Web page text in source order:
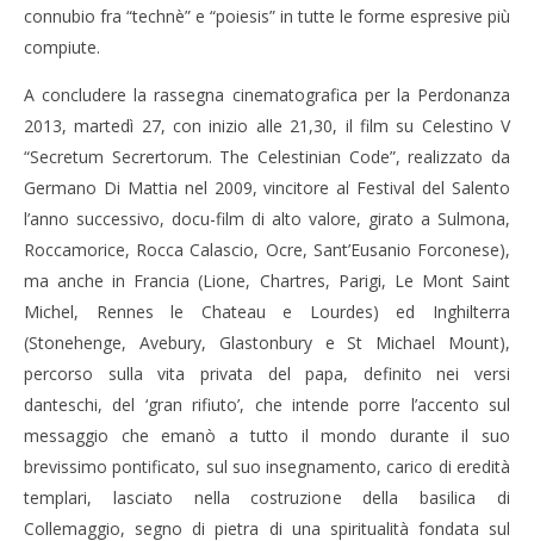
connubio fra “technè” e “poiesis” in tutte le forme espresive più
compiute.
A concludere la rassegna cinematografica per la Perdonanza
2013, martedì 27, con inizio alle 21,30, il film su Celestino V
“Secretum Secrertorum. The Celestinian Code”, realizzato da
Germano Di Mattia nel 2009, vincitore al Festival del Salento
l’anno successivo, docu-film di alto valore, girato a Sulmona,
Roccamorice, Rocca Calascio, Ocre, Sant’Eusanio Forconese),
ma anche in Francia (Lione, Chartres, Parigi, Le Mont Saint
Michel, Rennes le Chateau e Lourdes) ed Inghilterra
(Stonehenge, Avebury, Glastonbury e St Michael Mount),
percorso sulla vita privata del papa, definito nei versi
danteschi, del ‘gran rifiuto’, che intende porre l’accento sul
messaggio che emanò a tutto il mondo durante il suo
brevissimo pontificato, sul suo insegnamento, carico di eredità
templari, lasciato nella costruzione della basilica di
Collemaggio, segno di pietra di una spiritualità fondata sul